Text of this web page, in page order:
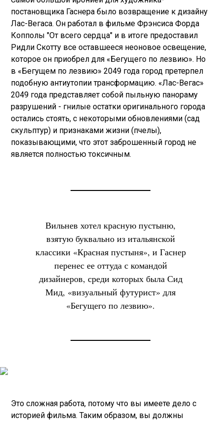
постановщика Гаснера было возвращение к дизайну
Лас-Вегаса. Он работал в фильме Фрэнсиса Форда
Копполы "От всего сердца" и в итоге предоставил
Ридли Скотту все оставшееся неоновое освещение,
которое он приобрел для «Бегущего по лезвию». Но
в «Бегущем по лезвию» 2049 года город претерпел
подобную антиутопии трансформацию. «Лас-Вегас»
2049 года представляет собой пыльную панораму
разрушений - гнилые остатки оригинального города
остались стоять, с некоторыми обновлениями (сад
скульптур) и признаками жизни (пчелы),
показывающими, что этот заброшенный город не
является полностью токсичным.
Вильнев хотел красную пустыню,
взятую буквально из итальянской
классики «Красная пустыня», и Гаснер
перенес ее оттуда с командой
дизайнеров, среди которых была Сид
Мид, «визуальный футурист» для
«Бегущего по лезвию».
Это сложная работа, потому что вы имеете дело с
историей фильма. Таким образом, вы должны